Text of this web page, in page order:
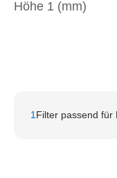
Höhe 1 (mm)
1 Filter passend für